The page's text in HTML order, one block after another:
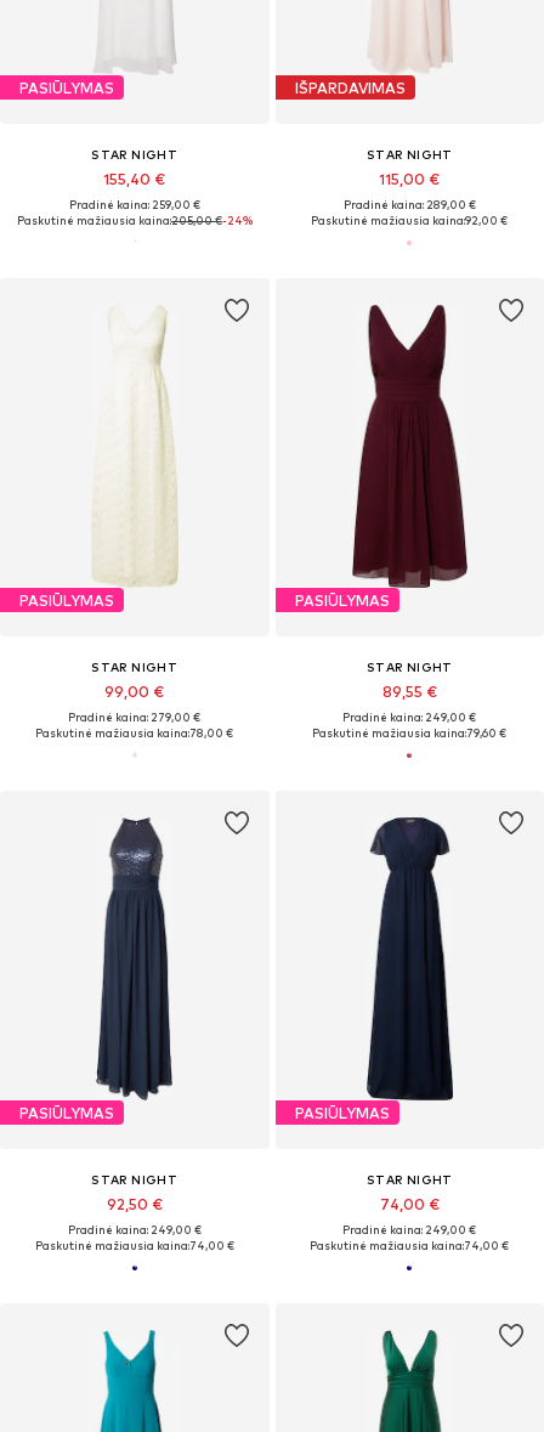
PASIŪLYMAS
STAR NIGHT
155,40 €
Pradinė kaina: 259,00 €
Paskutinė mažiausia kaina:205,00 €-24%
IŠPARDAVIMAS
STAR NIGHT
115,00 €
Pradinė kaina: 289,00 €
Paskutinė mažiausia kaina:92,00 €
PASIŪLYMAS
STAR NIGHT
99,00 €
Pradinė kaina: 279,00 €
Paskutinė mažiausia kaina:78,00 €
PASIŪLYMAS
STAR NIGHT
89,55 €
Pradinė kaina: 249,00 €
Paskutinė mažiausia kaina:79,60 €
PASIŪLYMAS
STAR NIGHT
92,50 €
Pradinė kaina: 249,00 €
Paskutinė mažiausia kaina:74,00 €
PASIŪLYMAS
STAR NIGHT
74,00 €
Pradinė kaina: 249,00 €
Paskutinė mažiausia kaina:74,00 €